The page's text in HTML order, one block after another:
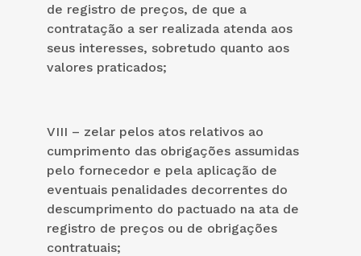
de registro de preços, de que a
contratação a ser realizada atenda aos
seus interesses, sobretudo quanto aos
valores praticados;
VIII – zelar pelos atos relativos ao
cumprimento das obrigações assumidas
pelo fornecedor e pela aplicação de
eventuais penalidades decorrentes do
descumprimento do pactuado na ata de
registro de preços ou de obrigações
contratuais;